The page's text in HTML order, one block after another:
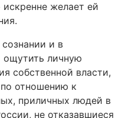
желает ей
и в
ощутить личную
собственной власти,
отношению к
приличных людей в
не отказавшиеся